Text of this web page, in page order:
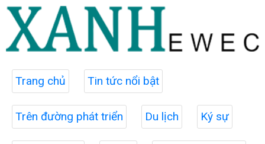
Trang chủ Tin tức nổi bật
Trên đường phát triển Du lịch Ký sự